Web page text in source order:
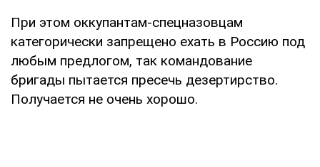
При этом оккупантам-спецназовцам
категорически запрещено ехать в Россию под
любым предлогом, так командование
бригады пытается пресечь дезертирство.
Получается не очень хорошо.